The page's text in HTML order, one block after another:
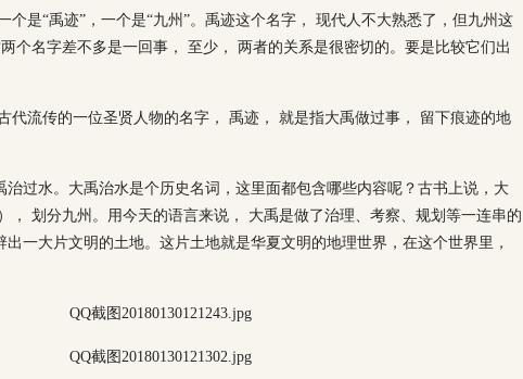
个是“禹迹”，一个是“九州”。禹迹这个名字， 现代人不大熟悉了，但九州这
个名字差不多是一回事， 至少， 两者的关系是很密切的。要是比较它们出
代流传的一位圣贤人物的名字， 禹迹， 就是指大禹做过事， 留下痕迹的地
治过水。大禹治水是个历史名词，这里面都包含哪些内容呢？古书上说，大
， 划分九州。用今天的语言来说， 大禹是做了治理、考察、规划等一连串的
一大片文明的土地。这片土地就是华夏文明的地理世界，在这个世界里，